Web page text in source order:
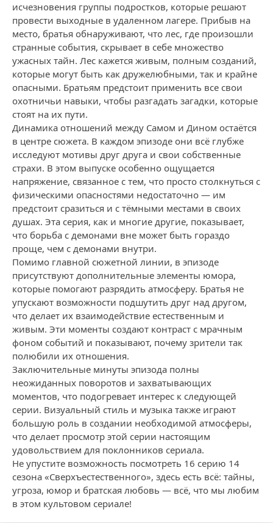
исчезновения группы подростков, которые решают
провести выходные в удаленном лагере. Прибыв на
место, братья обнаруживают, что лес, где произошли
странные события, скрывает в себе множество
ужасных тайн. Лес кажется живым, полным созданий,
которые могут быть как дружелюбными, так и крайне
опасными. Братьям предстоит применить все свои
охотничьи навыки, чтобы разгадать загадки, которые
стоят на их пути.
Динамика отношений между Самом и Дином остаётся
в центре сюжета. В каждом эпизоде они всё глубже
исследуют мотивы друг друга и свои собственные
страхи. В этом выпуске особенно ощущается
напряжение, связанное с тем, что просто столкнуться с
физическими опасностями недостаточно — им
предстоит сразиться и с тёмными местами в своих
душах. Эта серия, как и многие другие, показывает,
что борьба с демонами вне может быть гораздо
проще, чем с демонами внутри.
Помимо главной сюжетной линии, в эпизоде
присутствуют дополнительные элементы юмора,
которые помогают разрядить атмосферу. Братья не
упускают возможности подшутить друг над другом,
что делает их взаимодействие естественным и
живым. Эти моменты создают контраст с мрачным
фоном событий и показывают, почему зрители так
полюбили их отношения.
Заключительные минуты эпизода полны
неожиданных поворотов и захватывающих
моментов, что подогревает интерес к следующей
серии. Визуальный стиль и музыка также играют
большую роль в создании необходимой атмосферы,
что делает просмотр этой серии настоящим
удовольствием для поклонников сериала.
Не упустите возможность посмотреть 16 серию 14
сезона «Сверхъестественного», здесь есть всё: тайны,
угроза, юмор и братская любовь — всё, что мы любим
в этом культовом сериале!